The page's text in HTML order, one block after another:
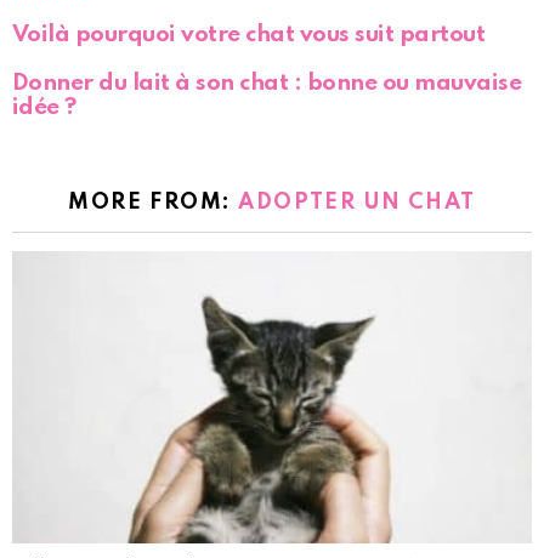
Voilà pourquoi votre chat vous suit partout
Donner du lait à son chat : bonne ou mauvaise
idée ?
MORE FROM:ADOPTER UN CHAT